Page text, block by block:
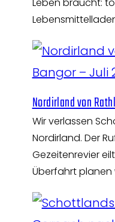
Nordirland von
Wir verlassen
Nordirland. Der
Gezeitenrevier
Überfahrt planen